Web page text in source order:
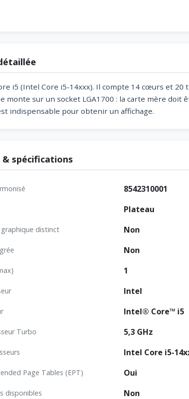
i5 (Intel Core i5-14xxx). Il compte 14 cœurs et
monte sur un socket LGA1700 : la carte mère
indispensable pour obtenir un affichage.
& spécifications
8542310001
Plateau
distinct Non
Non
1
Intel
Intel® Core™ i5
Turbo 5,3 GHz
Intel Core i5-
Page Tables (EPT) Oui
disponibles Non